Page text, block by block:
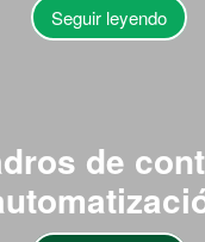
Seguir leyendo
de